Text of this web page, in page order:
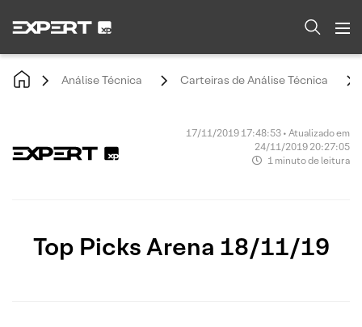
Análise Técnica Carteiras de Análise Técnica
17/11/2019 17:48:53 • Atualizado em
24/11/2019 20:27:05
1 minuto de leitura
Top Picks Arena 18/11/19